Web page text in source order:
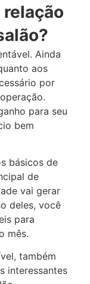
Ainda
aos
por
para seu
bem
básicos de
de
vai gerar
deles, você
para
mês.
também
interessantes